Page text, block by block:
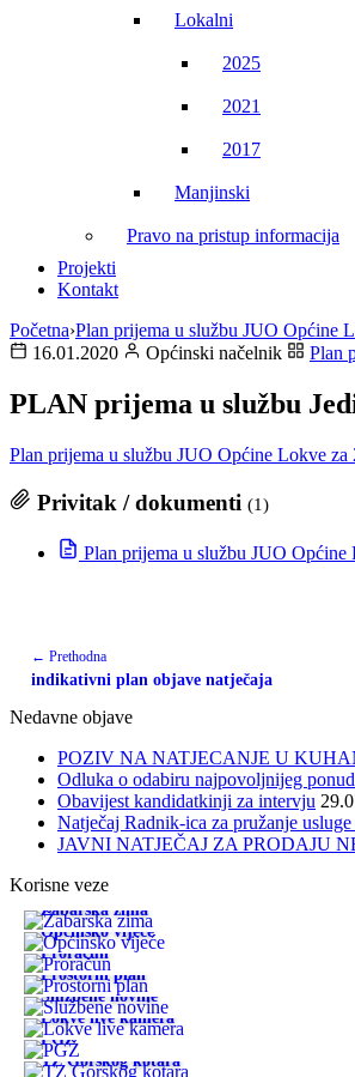
Lokalni
2025
2021
2017
Manjinski
Pravo na pristup informacija
Projekti
Kontakt
Početna›Plan prijema u službu JUO Općine
16.01.2020
Općinski načelnik Plan
PLAN prijema u službu
Plan prijema u službu JUO Općine Lokve za
Privitak / dokumenti (1)
Plan prijema u službu JUO Općine
← Prethodna
indikativni plan objave natječaja
Nedavne objave
POZIV NA NATJECANJE U
Odluka o odabiru najpovoljnijeg
Obavijest kandidatkinji za intervju
Natječaj Radnik-ica za pružanje
JAVNI NATJEČAJ ZA PRODAJU
Korisne veze
Žabarska zima
Općinsko vijeće
Proračun
Prostorni plan
Službene novine
Lokve live kamera
PGŽ
TZ Gorskog kotara